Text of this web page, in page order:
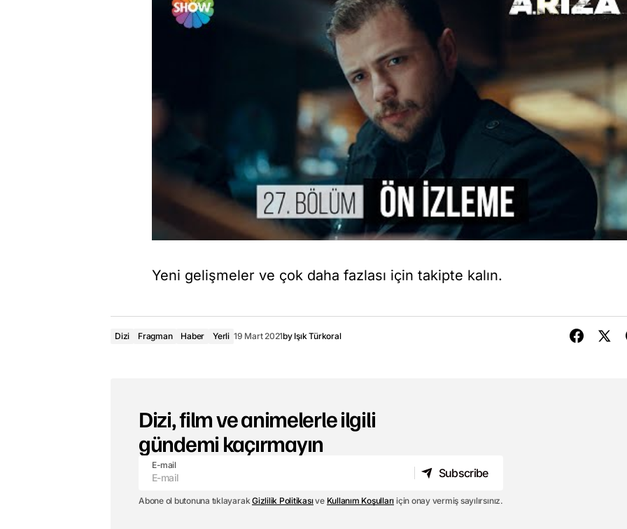
Yeni gelişmeler ve çok daha fazlası için takipte kalın.
Dizi Fragman Haber Yerli 19 Mart 2021by Işık Türkoral
Dizi, film ve animelerle ilgili
gündemi kaçırmayın
E-mail
Subscribe
Abone ol butonuna tıklayarakGizlilik Politikasıve Kullanım Koşulları için onay vermiş sayılırsınız.